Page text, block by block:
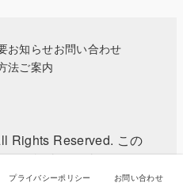
お知らせお問い合わせ
法ご案内
Rights Reserved. この
いる記事・写真などの無
じます。
プライバシーポリシー お問い合わせ